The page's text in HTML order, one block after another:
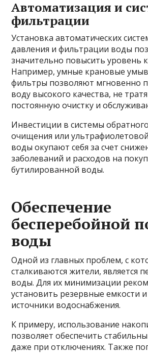
Автоматизация и
фильтрации
Установка автоматических
давления и фильтрации воды
значительно повысить уровень
Например, умные крановые
фильтры позволяют мгновенно
воду высокого качества, не
постоянную очистку и
Инвестиции в системы
очищения или
воды окупают себя за счет
заболеваний и расходов на
бутилированной воды.
Обеспечение
бесперебойной
воды
Одной из главных проблем, с
сталкиваются жители, является
воды. Для их минимизации
установить резервные емкости
источники водоснабжения.
К примеру, использование
позволяет обеспечить
даже при отключениях. Также